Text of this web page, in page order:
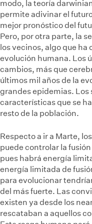
modo, la teoría
permite adivinar el
mejor pronóstico del
Pero, por otra parte, la
los vecinos, algo que
evolución humana. Los
cambios, más que
últimos mil años de la
grandes epidemias.
características que se
resto de la población.
Respecto a ir a Marte,
puede controlar la
pues habrá energía
energía limitada de
para evolucionar
del más fuerte. Las
existen ya desde los
rescataban a aquellos